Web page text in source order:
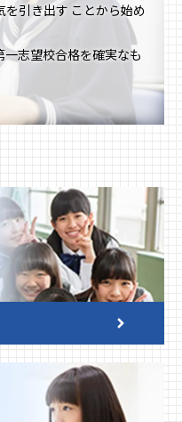
を引き出す ことから始め
志望校合格を確実なも